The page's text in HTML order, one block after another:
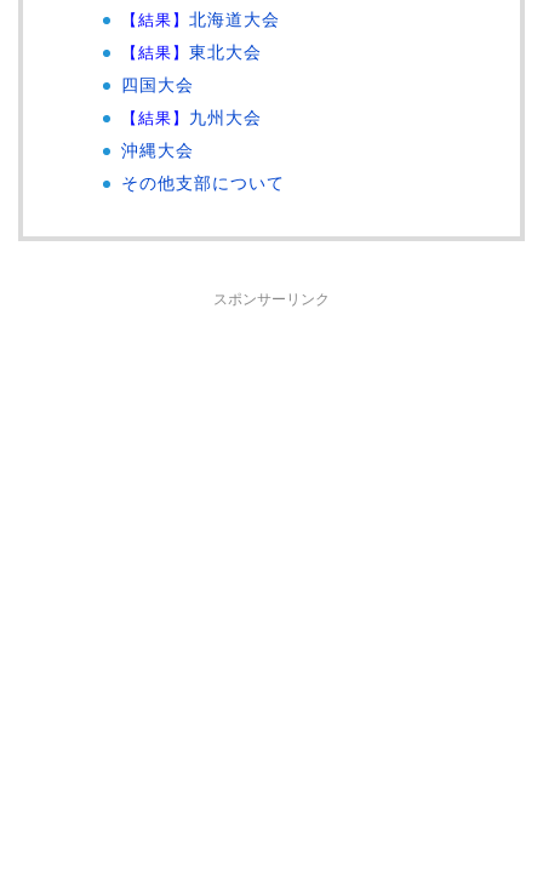
【結果】北海道大会
【結果】東北大会
四国大会
【結果】 九州大会
沖縄大会
その他支部について
スポンサーリンク